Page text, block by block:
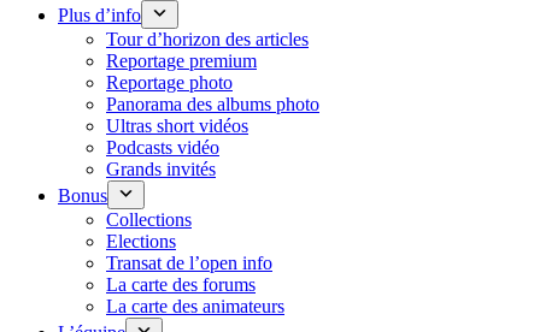
Plus d’info
Tour d’horizon des articles
Reportage premium
Reportage photo
Panorama des albums photo
Ultras short vidéos
Podcasts vidéo
Grands invités
Bonus
Collections
Elections
Transat de l’open info
La carte des forums
La carte des animateurs